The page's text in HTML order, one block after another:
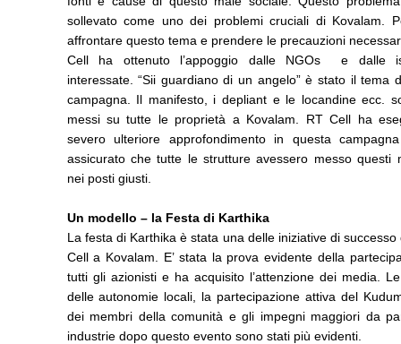
sollevato come uno dei problemi cruciali di Kovalam.
affrontare questo tema e prendere le precauzioni
Cell ha ottenuto l’appoggio dalle NGOs e dalle
interessate. “Sii guardiano di un angelo” è stato il tema
campagna. Il manifesto, i depliant e le locandine ecc.
messi su tutte le proprietà a Kovalam. RT Cell ha
severo ulteriore approfondimento in questa
assicurato che tutte le strutture avessero messo questi
nei posti giusti.
Un modello – la Festa di Karthika
La festa di Karthika è stata una delle iniziative di successo
Cell a Kovalam. E’ stata la prova evidente della
tutti gli azionisti e ha acquisito l’attenzione dei media.
delle autonomie locali, la partecipazione attiva del
dei membri della comunità e gli impegni maggiori da
industrie dopo questo evento sono stati più evidenti.